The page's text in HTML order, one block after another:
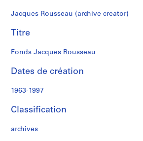
:
a
n
t
e
r
o
Jacques Rousseau (archive creator)
Titre
Fonds Jacques Rousseau
Dates de création
1963-1997
Classification
archives